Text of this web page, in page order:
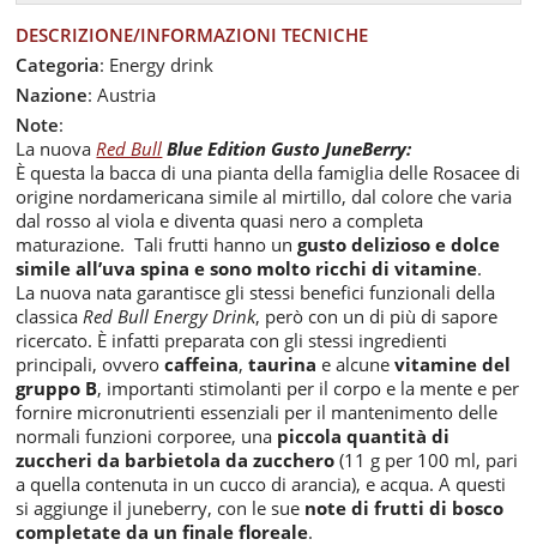
DESCRIZIONE/INFORMAZIONI TECNICHE
Categoria: Energy drink
Nazione: Austria
Note:
La nuova Red Bull Blue Edition Gusto JuneBerry:
È questa la bacca di una pianta della famiglia delle Rosacee di
origine nordamericana simile al mirtillo, dal colore che varia
dal rosso al viola e diventa quasi nero a completa
maturazione. Tali frutti hanno ungusto delizioso e dolce
simile all’uva spina e sono molto ricchi di vitamine.
La nuova nata garantisce gli stessi benefici funzionali della
classica Red Bull Energy Drink, però con un di più di sapore
ricercato. È infatti preparata con gli stessi ingredienti
principali, ovverocaffeina,taurina e alcunevitamine del
gruppo B, importanti stimolanti per il corpo e la mente e per
fornire micronutrienti essenziali per il mantenimento delle
normali funzioni corporee, una piccola quantità di
zuccheri da barbietola da zucchero (11 g per 100 ml, pari
a quella contenuta in un cucco di arancia), e acqua. A questi
si aggiunge il juneberry, con le sue note di frutti di bosco
completate da un finale floreale.